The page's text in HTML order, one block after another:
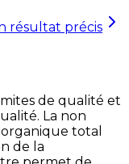
résultat précis
de qualité et
La non
total
de la